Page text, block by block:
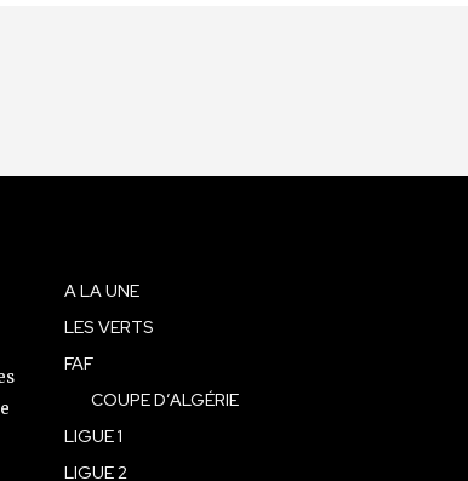
A LA UNE
LES VERTS
FAF
COUPE D’ALGÉRIE
LIGUE 1
LIGUE 2